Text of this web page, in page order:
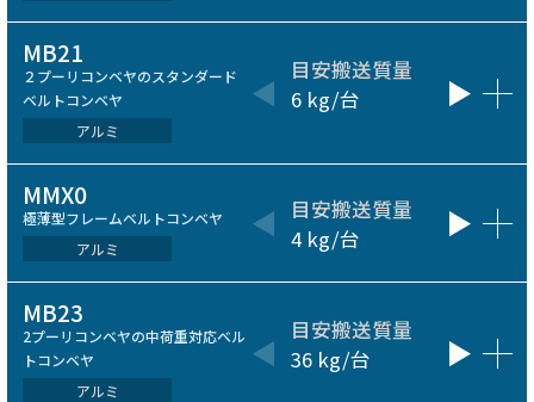
MB21
２プーリコンベヤのスタンダード
ベルトコンベヤ
アルミ
目安搬送質量
6 kg/台
100～
MMX0
極薄型フレームベルトコンベヤ
アルミ
目安搬送質量
4 kg/台
呼びベ
75～
MB23
2プーリコンベヤの中荷重対応ベル
トコンベヤ
アルミ
目安搬送質量
36 kg/台
100～